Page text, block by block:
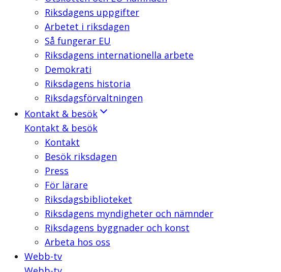
Riksdagens uppgifter
Arbetet i riksdagen
Så fungerar EU
Riksdagens internationella arbete
Demokrati
Riksdagens historia
Riksdagsförvaltningen
Kontakt & besök
Kontakt & besök
Kontakt
Besök riksdagen
Press
För lärare
Riksdagsbiblioteket
Riksdagens myndigheter och nämnder
Riksdagens byggnader och konst
Arbeta hos oss
Webb-tv